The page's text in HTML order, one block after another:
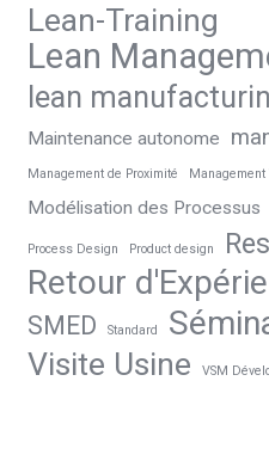
Lean-Training
Lean
lean
Maintenance autonome
Management de Proximité Management
Modélisation des Processus
Process Design Product design
Retour
SMED Standard
Visite Usine VSM